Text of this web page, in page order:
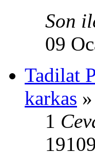
Son
09
Tadilat
karkas
1
19109